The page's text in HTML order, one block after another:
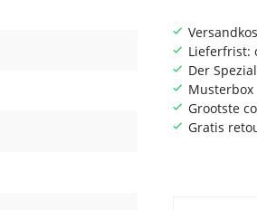
Lieferfrist:
Der
Musterbox
Grootste
Gratis